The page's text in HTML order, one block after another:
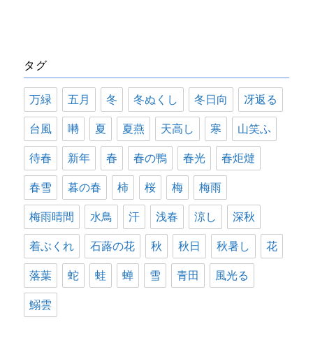
ー
タグ
万緑 五月 冬 冬ぬくし 冬日向 冴返る
台風 囀 夏 夏燕 天高し 寒 山笑ふ
待春 新年 春 春の鴨 春光 春炬燵
春雪 暮の春 柿 桜 梅 梅雨
梅雨晴間 水鳥 汗 浅春 涼し 深秋
着ぶくれ 石蕗の花 秋 秋日 秋暑し 花
落葉 蛇 蛙 蝉 雪 青田 風光る
鰯雲